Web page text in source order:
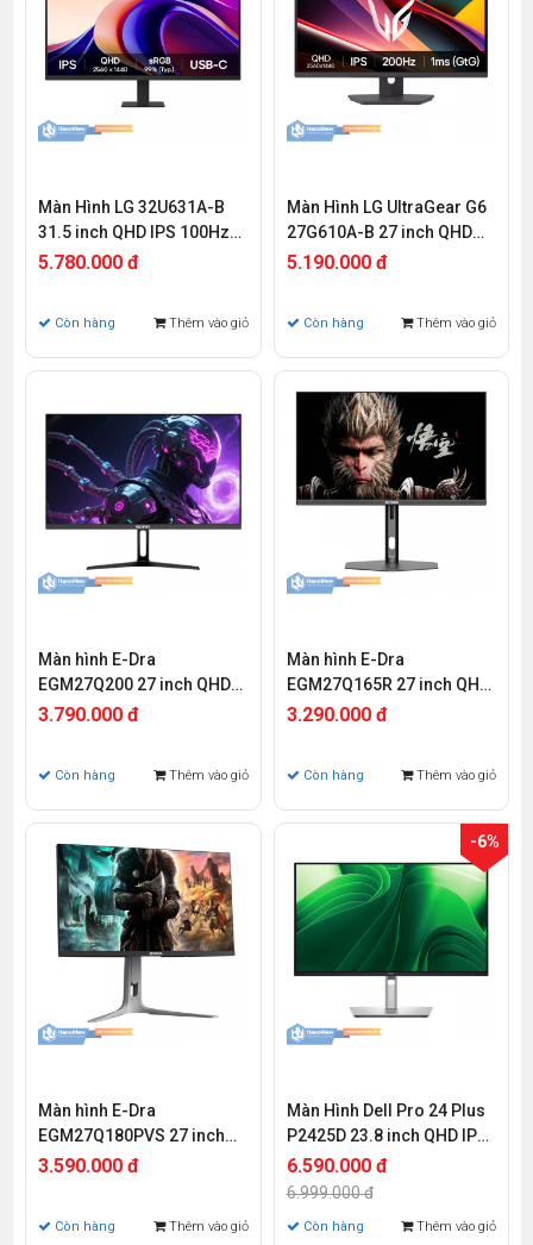
Màn Hình LG 32U631A-B
31.5 inch QHD IPS 100Hz
5ms
5.780.000 đ
Còn hàng Thêm vào giỏ
Màn Hình LG UltraGear G6
27G610A-B 27 inch QHD
IPS 200Hz 1ms
5.190.000 đ
Còn hàng Thêm vào giỏ
Màn hình E-Dra
EGM27Q200 27 inch QHD
IPS 200Hz 1ms
3.790.000 đ
Còn hàng Thêm vào giỏ
Màn hình E-Dra
EGM27Q165R 27 inch QHD
IPS 165Hz 1ms
3.290.000 đ
Còn hàng Thêm vào giỏ
Màn hình E-Dra
EGM27Q180PVS 27 inch
QHD IPS 180Hz 1ms
3.590.000 đ
Còn hàng Thêm vào giỏ
-6%
Màn Hình Dell Pro 24 Plus
P2425D 23.8 inch QHD IPS
100Hz 5ms
6.590.000 đ
6.999.000 đ
Còn hàng Thêm vào giỏ